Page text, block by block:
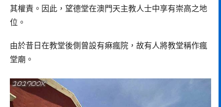
其權責。因此，望德堂在澳門天主教人士中享有崇高之地
位。
由於昔日在教堂後側曾設有痳瘋院，故有人將教堂稱作瘋
堂廟。